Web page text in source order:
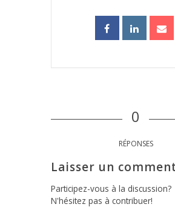
0
RÉPONSES
Laisser un
Participez-vous à la discussion?
N'hésitez pas à contribuer!